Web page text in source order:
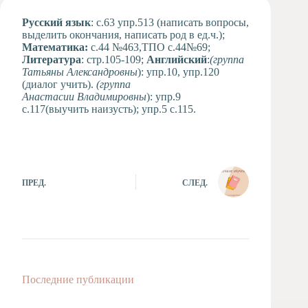
студия
Музыкальное
отделение
Психологическая
Служба
Тьюторская
Русский язык: с.63 упр.513 (написать вопросы,
выделить окончания, написать род в ед.ч.);
Математика: с.44 №463,ТПО с.44№69;
Литература: стр.105-109; Английский:(группа
Татьяны Александровны): упр.10, упр.120
(диалог учить). (группа
Анастасии Владимировны): упр.9
с.117(выучить наизусть); упр.5 с.115.
ПРЕД. СЛЕД.
Последние публикации